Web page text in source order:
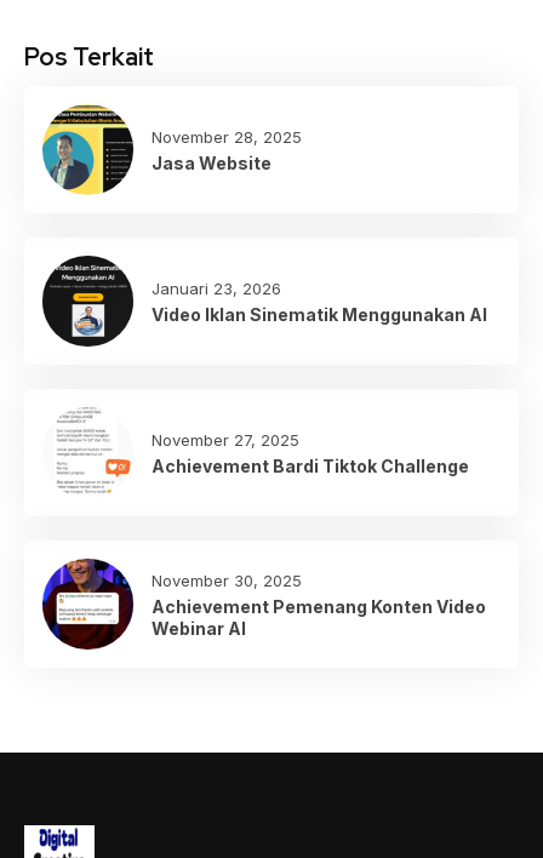
Pos Terkait
November 28, 2025
Jasa Website
Januari 23, 2026
Video Iklan Sinematik Menggunakan AI
November 27, 2025
Achievement Bardi Tiktok Challenge
November 30, 2025
Achievement Pemenang Konten Video
Webinar AI